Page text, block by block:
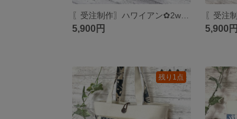
5,900円 5,900円
残り1点